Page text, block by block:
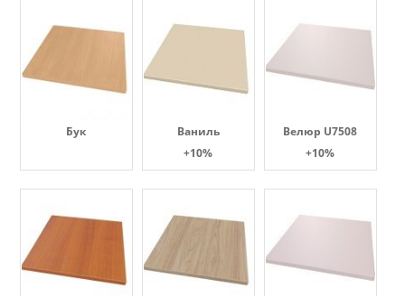
Бук
Ваниль
+10%
Велюр U7508
+10%